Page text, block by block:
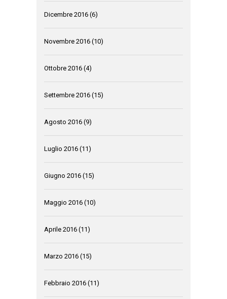
Dicembre 2016 (6)
Novembre 2016 (10)
Ottobre 2016 (4)
Settembre 2016 (15)
Agosto 2016 (9)
Luglio 2016 (11)
Giugno 2016 (15)
Maggio 2016 (10)
Aprile 2016 (11)
Marzo 2016 (15)
Febbraio 2016 (11)